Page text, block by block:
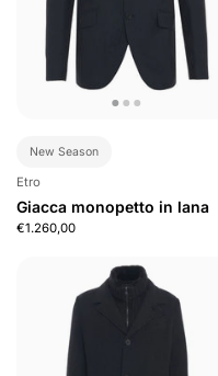
New Season
Etro
Giacca monopetto in lana
€1.260,00